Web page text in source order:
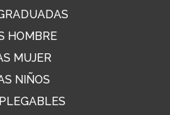
HOMBRE
MUJER
NIÑOS